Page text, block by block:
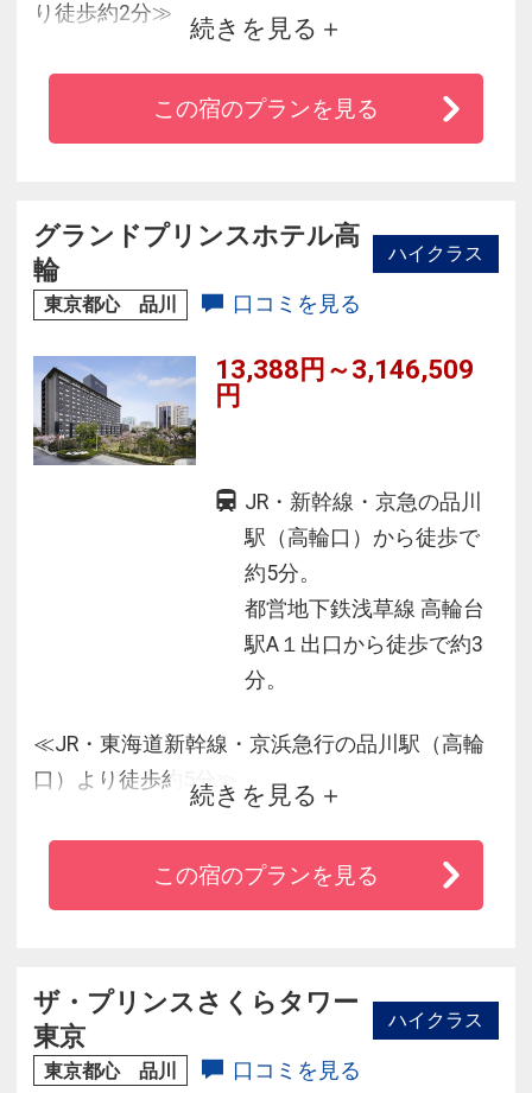
り徒歩約2分≫
■観光にも便利！羽田空港まで京急線で一本、最
短１５分！
■メインタワーと水族館アクアパーク品川へは連
ら楽々安心♪
■自動チェックアウトマシーンを設置でスムーズ
にチェックアウト！
も安心♪
続きを見る
この宿のプランを見る
グランドプリンスホテル高
輪
ハイクラス
東京都心 品川 口コミを見る
13,388円～3,146,509
円
JR・新幹線・京急の品川
駅（高輪口）から徒歩で
約5分。
都営地下鉄浅草線 高輪台
駅A１出口から徒歩で約3
分。
≪JR・東海道新幹線・京浜急行の品川駅（高輪
口）より徒歩約5分≫
■品川駅（高輪口）からホテルまで無料シャトル
バスも運行
■約２万平米におよぶ庭園は、四季折々の自然の
を新設
■高輪花香路は「フォーブス・トラベルガイド
2025」ホテル部門において、最高ランクの5つ星
続きを見る
この宿のプランを見る
ザ・プリンスさくらタワー
東京
ハイクラス
東京都心 品川 口コミを見る